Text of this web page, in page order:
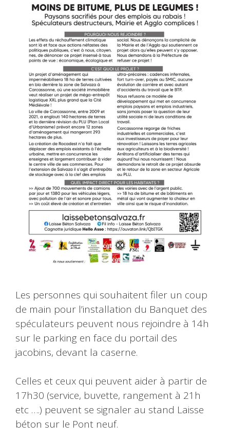
Les personnes qui souhaitent filer un coup
de main pour l’installation du Banquet des
spéculateurs peuvent nous rejoindre à 14h
sur le parking en face du portail des
jacobins, devant la caserne.
Celles et ceux qui peuvent aider à partir de
17h30 (service, buvette, rangement à 21h
etc ….) peuvent se signaler au stand Laisse
béton sur le Pont neuf.